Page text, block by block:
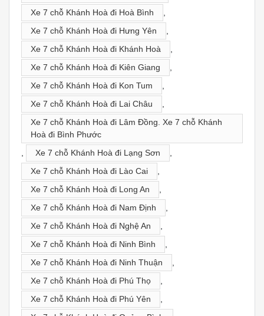
Xe 7 chỗ Khánh Hoà đi Hoà Bình
,
Xe 7 chỗ Khánh Hoà đi Hưng Yên
,
Xe 7 chỗ Khánh Hoà đi Khánh Hoà
,
Xe 7 chỗ Khánh Hoà đi Kiên Giang
,
Xe 7 chỗ Khánh Hoà đi Kon Tum
,
Xe 7 chỗ Khánh Hoà đi Lai Châu
,
Xe 7 chỗ Khánh Hoà đi Lâm Đồng. Xe 7 chỗ Khánh
Hoà đi Bình Phước
,
Xe 7 chỗ Khánh Hoà đi Lạng Sơn
,
Xe 7 chỗ Khánh Hoà đi Lào Cai
,
Xe 7 chỗ Khánh Hoà đi Long An
,
Xe 7 chỗ Khánh Hoà đi Nam Định
,
Xe 7 chỗ Khánh Hoà đi Nghệ An
,
Xe 7 chỗ Khánh Hoà đi Ninh Bình
,
Xe 7 chỗ Khánh Hoà đi Ninh Thuận
,
Xe 7 chỗ Khánh Hoà đi Phú Thọ
,
Xe 7 chỗ Khánh Hoà đi Phú Yên
,